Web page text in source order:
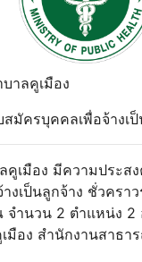
าลคูเมือง
สมัครบุคคลเพื่อจ้างเ
คูเมือง มีความประส
งเป็นลูกจ้าง ชั่วครา
านวน 2 ตําแหน่ง 2
มือง สํานักงานสาธา